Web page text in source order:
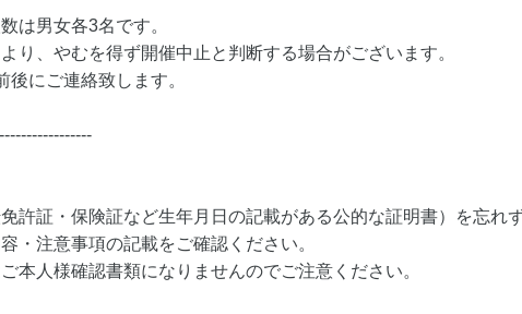
は男女各3名です。
り、やむを得ず開催中止と判断する場合がございます。
にご連絡致します。
許証・保険証など生年月日の記載がある公的な証明書）を忘れ
・注意事項の記載をご確認ください。
本人様確認書類になりませんのでご注意ください。